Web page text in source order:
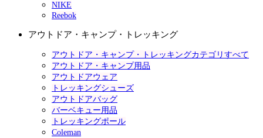
NIKE
Reebok
アウトドア・キャンプ・トレッキング
アウトドア・キャンプ・トレッキングカテゴリすべて
アウトドア・キャンプ用品
アウトドアウェア
トレッキングシューズ
アウトドアバッグ
バーベキュー用品
トレッキングポール
Coleman